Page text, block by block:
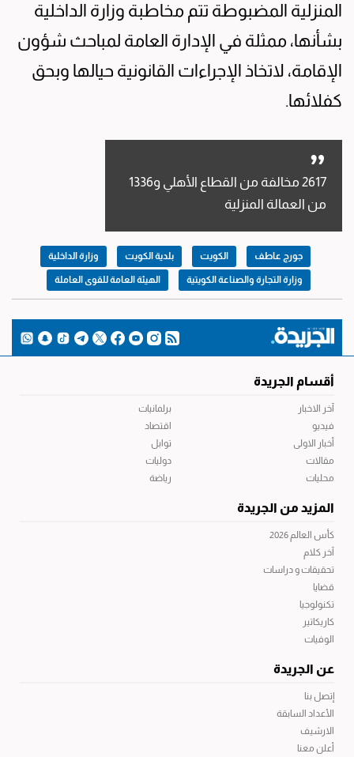
المنزلية المضبوطة تتم مخاطبة وزارة الداخلية
بشأنها، ممثلة في الإدارة العامة لمباحث شؤون
الإقامة، لاتخاذ الإجراءات القانونية حيالها وبحق
كفلائها.
2617 مخالفة من القطاع الأهلي و1336
من العمالة المنزلية
جورج عاطف الكويت بلدية الكويت وزارة الداخلية
وزارة التجارة والصناعة الكويتية الهيئة العامة للقوى العاملة
أقسام الجريدة
آخر الاخبار
فيديو
أخبار الاولى
مقالات
محليات
برلمانيات
اقتصاد
توابل
دوليات
رياضة
المزيد من الجريدة
كأس العالم 2026
آخر كلام
تحقيقات و دراسات
قضايا
تكنولوجيا
كاريكاتير
الوفيات
عن الجريدة
إتصل بنا
الأعداد السابقة
الارشيف
أعلن معنا